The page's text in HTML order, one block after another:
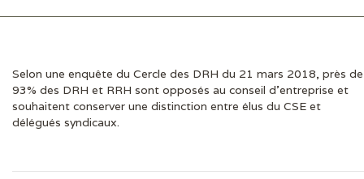
Selon une enquête du Cercle des DRH du 21 mars 2018, près de
93% des DRH et RRH sont opposés au conseil d’entreprise et
souhaitent conserver une distinction entre élus du CSE et
délégués syndicaux.
DERNIÈRES ACTUS